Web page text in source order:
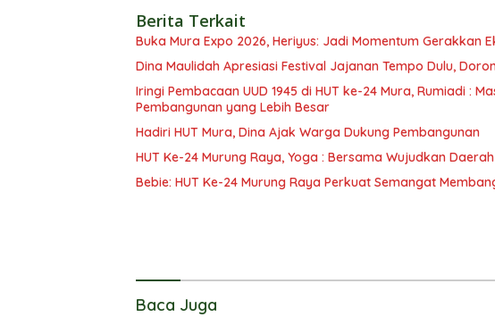
Berita Terkait
Buka Mura Expo 2026, Heriyus: Jadi Momentum Gerakkan
Dina Maulidah Apresiasi Festival Jajanan Tempo Dulu,
Iringi Pembacaan UUD 1945 di HUT ke-24 Mura, Rumiadi :
Pembangunan yang Lebih Besar
Hadiri HUT Mura, Dina Ajak Warga Dukung Pembangunan
HUT Ke-24 Murung Raya, Yoga : Bersama Wujudkan
Bebie: HUT Ke-24 Murung Raya Perkuat Semangat
Baca Juga